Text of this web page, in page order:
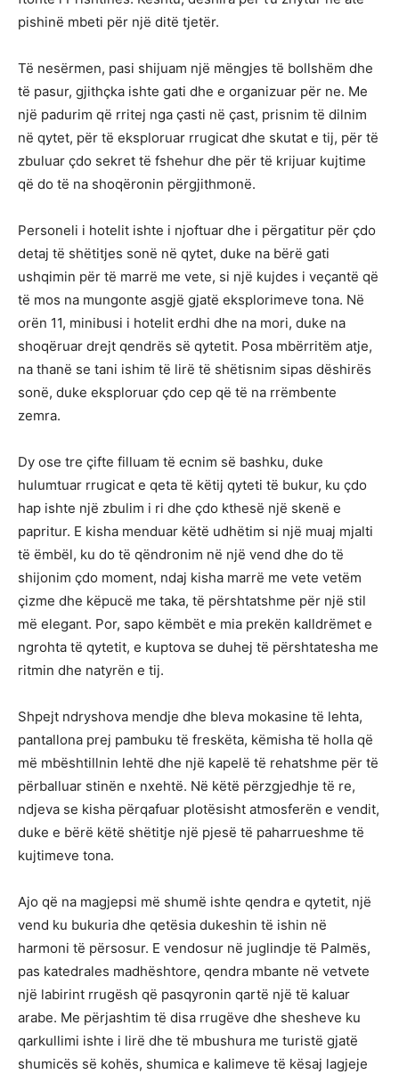
pishinë mbeti për një ditë tjetër.
Të nesërmen, pasi shijuam një mëngjes të bollshëm dhe
të pasur, gjithçka ishte gati dhe e organizuar për ne. Me
një padurim që rritej nga çasti në çast, prisnim të dilnim
në qytet, për të eksploruar rrugicat dhe skutat e tij, për të
zbuluar çdo sekret të fshehur dhe për të krijuar kujtime
që do të na shoqëronin përgjithmonë.
Personeli i hotelit ishte i njoftuar dhe i përgatitur për çdo
detaj të shëtitjes sonë në qytet, duke na bërë gati
ushqimin për të marrë me vete, si një kujdes i veçantë që
të mos na mungonte asgjë gjatë eksplorimeve tona. Në
orën 11, minibusi i hotelit erdhi dhe na mori, duke na
shoqëruar drejt qendrës së qytetit. Posa mbërritëm atje,
na thanë se tani ishim të lirë të shëtisnim sipas dëshirës
sonë, duke eksploruar çdo cep që të na rrëmbente
zemra.
Dy ose tre çifte filluam të ecnim së bashku, duke
hulumtuar rrugicat e qeta të këtij qyteti të bukur, ku çdo
hap ishte një zbulim i ri dhe çdo kthesë një skenë e
papritur. E kisha menduar këtë udhëtim si një muaj mjalti
të ëmbël, ku do të qëndronim në një vend dhe do të
shijonim çdo moment, ndaj kisha marrë me vete vetëm
çizme dhe këpucë me taka, të përshtatshme për një stil
më elegant. Por, sapo këmbët e mia prekën kalldrëmet e
ngrohta të qytetit, e kuptova se duhej të përshtatesha me
ritmin dhe natyrën e tij.
Shpejt ndryshova mendje dhe bleva mokasine të lehta,
pantallona prej pambuku të freskëta, këmisha të holla që
më mbështillnin lehtë dhe një kapelë të rehatshme për të
përballuar stinën e nxehtë. Në këtë përzgjedhje të re,
ndjeva se kisha përqafuar plotësisht atmosferën e vendit,
duke e bërë këtë shëtitje një pjesë të paharrueshme të
kujtimeve tona.
Ajo që na magjepsi më shumë ishte qendra e qytetit, një
vend ku bukuria dhe qetësia dukeshin të ishin në
harmoni të përsosur. E vendosur në juglindje të Palmës,
pas katedrales madhështore, qendra mbante në vetvete
një labirint rrugësh që pasqyronin qartë një të kaluar
arabe. Me përjashtim të disa rrugëve dhe shesheve ku
qarkullimi ishte i lirë dhe të mbushura me turistë gjatë
shumicës së kohës, shumica e kalimeve të kësaj lagjeje